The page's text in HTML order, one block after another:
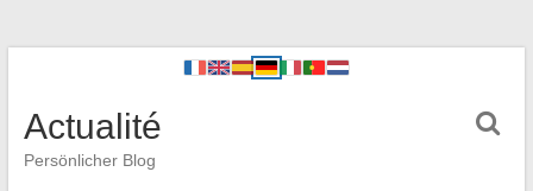
Actualité
Persönlicher Blog